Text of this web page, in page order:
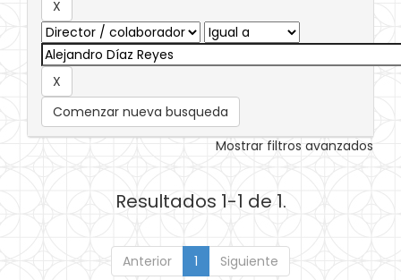
Comenzar nueva busqueda
Mostrar filtros avanzados
Resultados 1-1 de 1.
Anterior 1 Siguiente